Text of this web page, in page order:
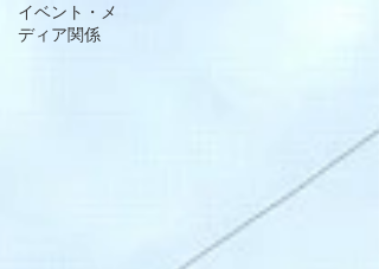
イベント・メ
ディア関係